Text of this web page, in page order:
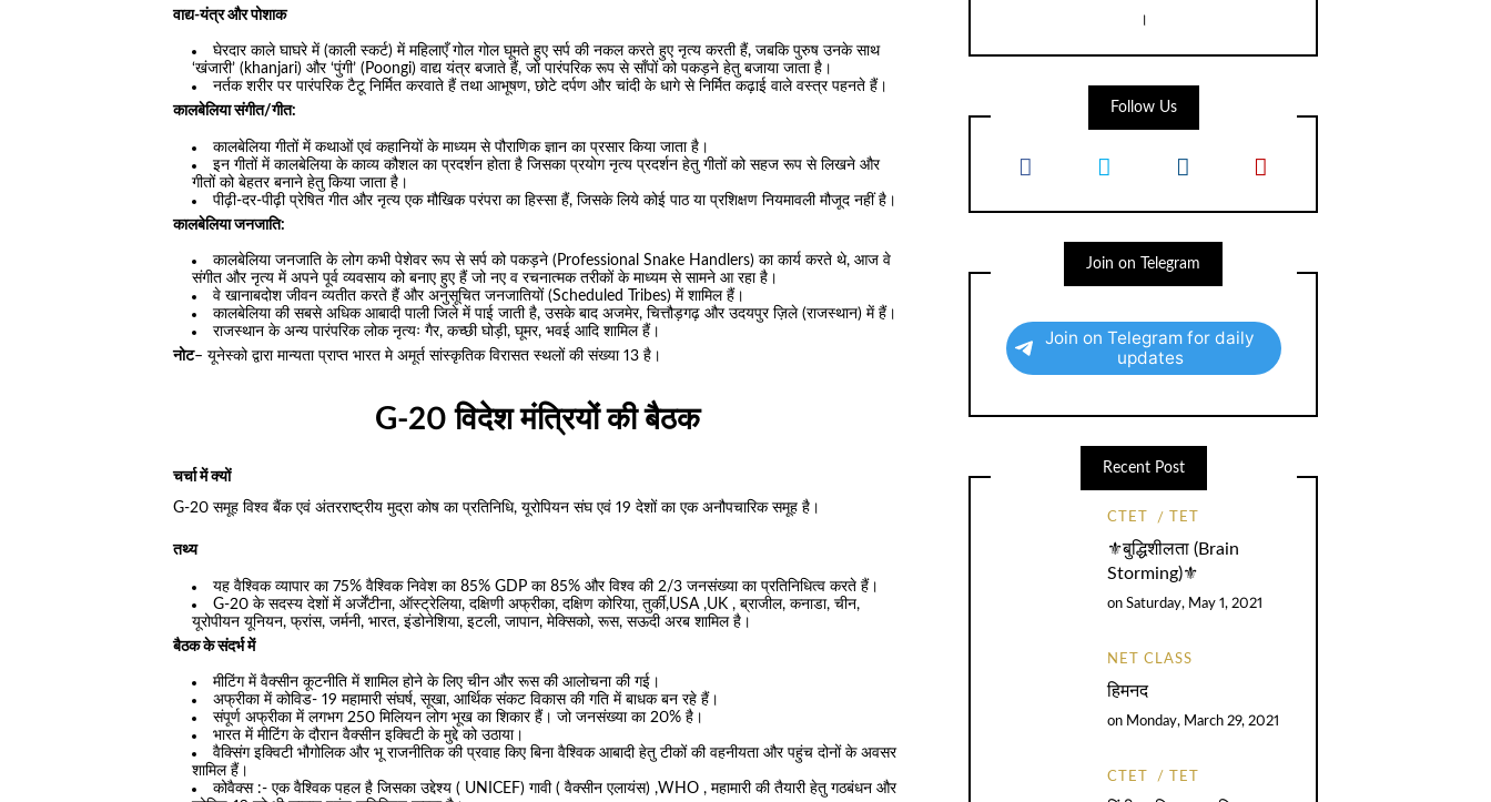
वाद्य-यंत्र और पोशाक
घेरदार काले घाघरे में (काली स्कर्ट) में महिलाएँ गोल गोल घूमते हुए सर्प की नकल करते हुए नृत्य करती हैं, जबकि पुरुष उनके साथ
‘खंजारी’ (khanjari) और ‘पुंगी’ (Poongi) वाद्य यंत्र बजाते हैं, जो पारंपरिक रूप से साँपों को पकड़ने हेतु बजाया जाता है।
नर्तक शरीर पर पारंपरिक टैटू निर्मित करवाते हैं तथा आभूषण, छोटे दर्पण और चांदी के धागे से निर्मित कढ़ाई वाले वस्त्र पहनते हैं।
कालबेलिया संगीत/गीत:
कालबेलिया गीतों में कथाओं एवं कहानियों के माध्यम से पौराणिक ज्ञान का प्रसार किया जाता है।
इन गीतों में कालबेलिया के काव्य कौशल का प्रदर्शन होता है जिसका प्रयोग नृत्य प्रदर्शन हेतु गीतों को सहज रूप से लिखने और
गीतों को बेहतर बनाने हेतु किया जाता है।
पीढ़ी-दर-पीढ़ी प्रेषित गीत और नृत्य एक मौखिक परंपरा का हिस्सा हैं, जिसके लिये कोई पाठ या प्रशिक्षण नियमावली मौजूद नहीं है।
कालबेलिया जनजाति:
कालबेलिया जनजाति के लोग कभी पेशेवर रूप से सर्प को पकड़ने (Professional Snake Handlers) का कार्य करते थे, आज वे
संगीत और नृत्य में अपने पूर्व व्यवसाय को बनाए हुए हैं जो नए व रचनात्मक तरीकों के माध्यम से सामने आ रहा है।
वे खानाबदोश जीवन व्यतीत करते हैं और अनुसूचित जनजातियों (Scheduled Tribes) में शामिल हैं।
कालबेलिया की सबसे अधिक आबादी पाली जिले में पाई जाती है, उसके बाद अजमेर, चित्तौड़गढ़ और उदयपुर ज़िले (राजस्थान) में हैं।
राजस्थान के अन्य पारंपरिक लोक नृत्यः गैर, कच्छी घोड़ी, घूमर, भवई आदि शामिल हैं।
नोट– यूनेस्को द्वारा मान्यता प्राप्त भारत मे अमूर्त सांस्कृतिक विरासत स्थलों की संख्या 13 है।
G-20 विदेश मंत्रियों की बैठक
चर्चा में क्यों
G-20 समूह विश्व बैंक एवं अंतरराष्ट्रीय मुद्रा कोष का प्रतिनिधि, यूरोपियन संघ एवं 19 देशों का एक अनौपचारिक समूह है।
तथ्य
यह वैश्विक व्यापार का 75% वैश्विक निवेश का 85% GDP का 85% और विश्व की 2/3 जनसंख्या का प्रतिनिधित्व करते हैं।
G-20 के सदस्य देशों में अर्जेंटीना, ऑस्ट्रेलिया, दक्षिणी अफ्रीका, दक्षिण कोरिया, तुर्की,USA ,UK , ब्राजील, कनाडा, चीन,
यूरोपीयन यूनियन, फ्रांस, जर्मनी, भारत, इंडोनेशिया, इटली, जापान, मेक्सिको, रूस, सऊदी अरब शामिल है।
बैठक के संदर्भ में
मीटिंग में वैक्सीन कूटनीति में शामिल होने के लिए चीन और रूस की आलोचना की गई।
अफ्रीका में कोविड- 19 महामारी संघर्ष, सूखा, आर्थिक संकट विकास की गति में बाधक बन रहे हैं।
संपूर्ण अफ्रीका में लगभग 250 मिलियन लोग भूख का शिकार हैं। जो जनसंख्या का 20% है।
भारत में मीटिंग के दौरान वैक्सीन इक्विटी के मुद्दे को उठाया।
वैक्सिंग इक्विटी भौगोलिक और भू राजनीतिक की प्रवाह किए बिना वैश्विक आबादी हेतु टीकों की वहनीयता और पहुंच दोनों के अवसर
शामिल हैं।
कोवैक्स :- एक वैश्विक पहल है जिसका उद्देश्य ( UNICEF) गावी ( वैक्सीन एलायंस) ,WHO , महामारी की तैयारी हेतु गठबंधन और
।
Follow Us
Join on Telegram
Join on Telegram for daily
updates
Recent Post
CTET TET
⚜️बुद्धिशीलता (Brain
Storming)⚜️
on Saturday, May 1, 2021
NET CLASS
हिमनद
on Monday, March 29, 2021
CTET TET